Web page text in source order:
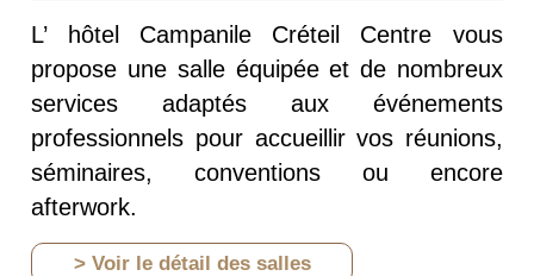
L’ hôtel Campanile Créteil Centre vous
propose une salle équipée et de nombreux
services adaptés aux événements
professionnels pour accueillir vos réunions,
séminaires, conventions ou encore
afterwork.
> Voir le détail des salles